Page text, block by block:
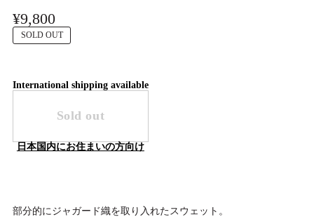
¥9,800
SOLD OUT
International shipping available
Sold out
日本国内にお住まいの方向け
部分的にジャガード織を取り入れたスウェット。